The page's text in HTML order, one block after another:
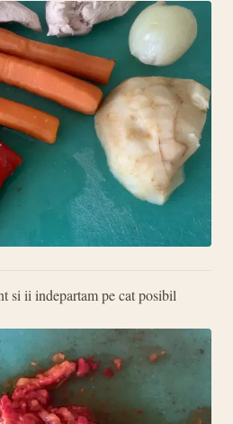
si ii indepartam pe cat posibil